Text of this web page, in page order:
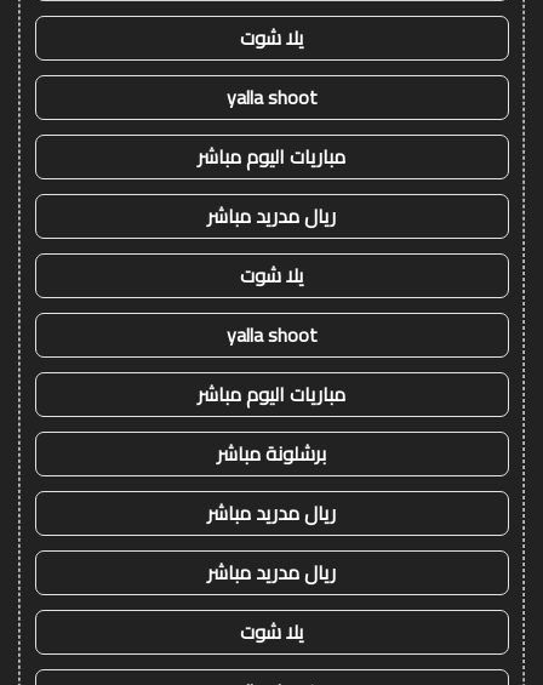
يلا شوت
yalla shoot
مباريات اليوم مباشر
ريال مدريد مباشر
يلا شوت
yalla shoot
مباريات اليوم مباشر
برشلونة مباشر
ريال مدريد مباشر
ريال مدريد مباشر
يلا شوت